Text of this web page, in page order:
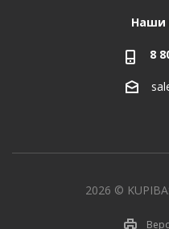
Наши
8
2026 ©